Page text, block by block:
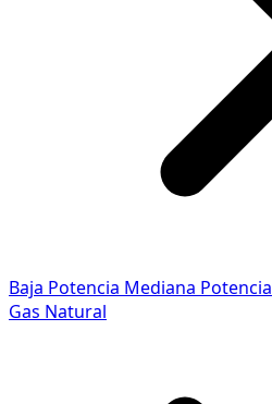
Baja Potencia Mediana Potencia
Gas Natural